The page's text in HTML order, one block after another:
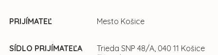
PRIJÍMATEĽ Mesto Košice
SÍDLO PRIJÍMATEĽA
Trieda SNP 48/A, 040 11 Košice